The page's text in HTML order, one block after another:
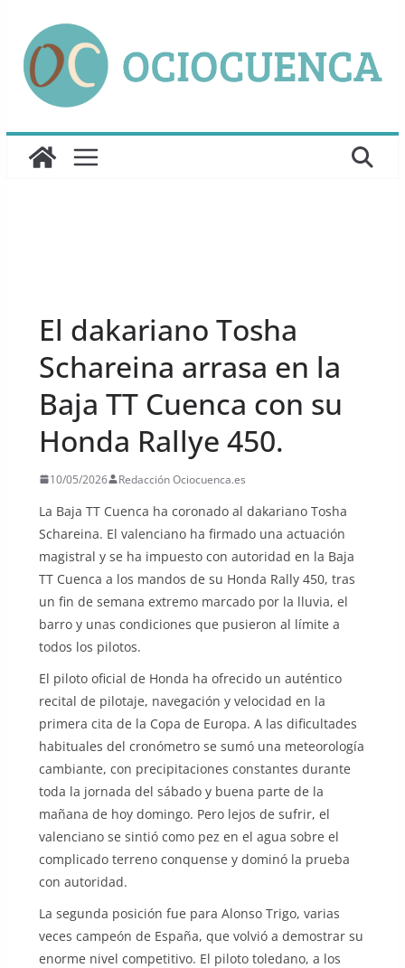
contenido
El dakariano Tosha
Schareina arrasa en la
Baja TT Cuenca con su
Honda Rallye 450.
10/05/2026 Redacción Ociocuenca.es
La Baja TT Cuenca ha coronado al dakariano Tosha
Schareina. El valenciano ha firmado una actuación
magistral y se ha impuesto con autoridad en la Baja
TT Cuenca a los mandos de su Honda Rally 450, tras
un fin de semana extremo marcado por la lluvia, el
barro y unas condiciones que pusieron al límite a
todos los pilotos.
El piloto oficial de Honda ha ofrecido un auténtico
recital de pilotaje, navegación y velocidad en la
primera cita de la Copa de Europa. A las dificultades
habituales del cronómetro se sumó una meteorología
cambiante, con precipitaciones constantes durante
toda la jornada del sábado y buena parte de la
mañana de hoy domingo. Pero lejos de sufrir, el
valenciano se sintió como pez en el agua sobre el
complicado terreno conquense y dominó la prueba
con autoridad.
La segunda posición fue para Alonso Trigo, varias
veces campeón de España, que volvió a demostrar su
enorme nivel competitivo. El piloto toledano, a los